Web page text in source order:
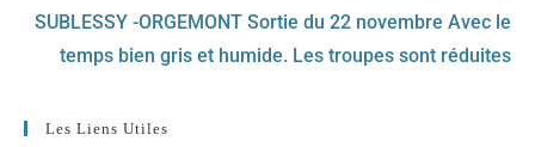
SUBLESSY -ORGEMONT Sortie du 22 novembre Avec le
temps bien gris et humide. Les troupes sont réduites
Les Liens Utiles